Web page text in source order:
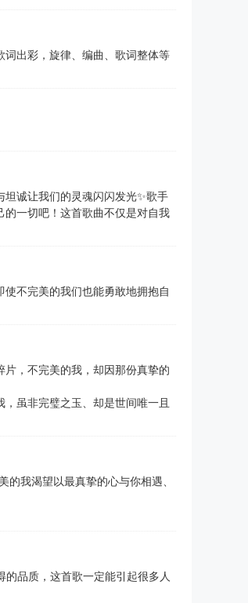
出彩，旋律、编曲、歌词整体等
诚让我们的灵魂闪闪发光✨歌手
一切吧！这首歌曲不仅是对自我
不完美的我们也能勇敢地拥抱自
，不完美的我，却因那份真挚的
虽非完璧之玉、却是世间唯一且
我渴望以最真挚的心与你相遇、
品质，这首歌一定能引起很多人